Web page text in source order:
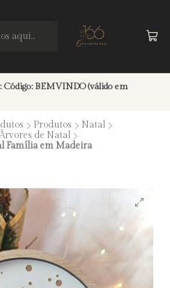
Código: BEMVINDO (válido em
Produtos
Natal
de Natal
Família em Madeira